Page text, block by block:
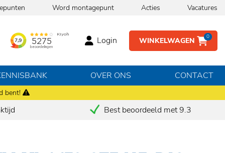
bent!
Word montagepunt Acties Vacatures
WINKELWAGEN 0
Login
OVER ONS CONTACT
Best beoordeeld met 9.3